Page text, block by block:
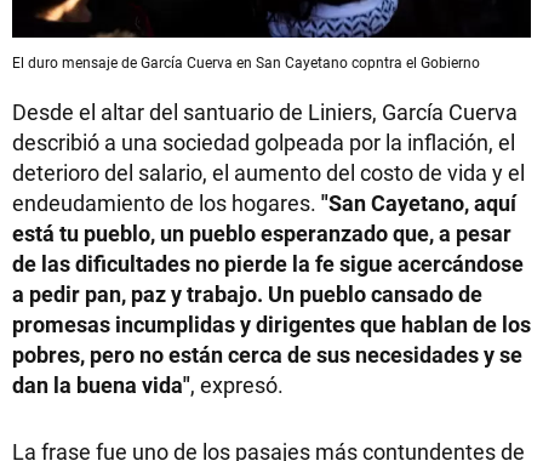
El duro mensaje de García Cuerva en San Cayetano copntra el Gobierno
Desde el altar del santuario de Liniers, García Cuerva
describió a una sociedad golpeada por la inflación, el
deterioro del salario, el aumento del costo de vida y el
endeudamiento de los hogares. "San Cayetano, aquí
está tu pueblo, un pueblo esperanzado que, a pesar
de las dificultades no pierde la fe sigue acercándose
a pedir pan, paz y trabajo. Un pueblo cansado de
promesas incumplidas y dirigentes que hablan de los
pobres, pero no están cerca de sus necesidades y se
dan la buena vida", expresó.
La frase fue uno de los pasajes más contundentes de